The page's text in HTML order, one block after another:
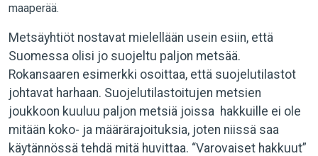
Metsäyhtiöt nostavat mielellään usein esiin, että
Suomessa olisi jo suojeltu paljon metsää.
Rokansaaren esimerkki osoittaa, että suojelutilastot
johtavat harhaan. Suojelutilastoitujen metsien
joukkoon kuuluu paljon metsiä joissa hakkuille ei ole
mitään koko- ja määrärajoituksia, joten niissä saa
käytännössä tehdä mitä huvittaa. “Varovaiset hakkuut”